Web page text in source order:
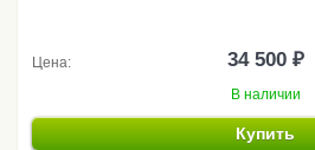
Цена: 34 500 ₽
В наличии
Купить